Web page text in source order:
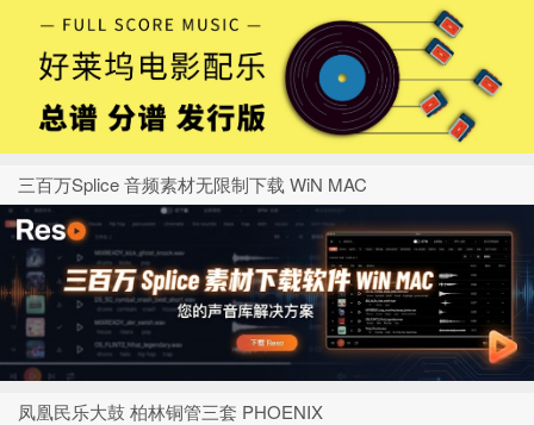
三百万Splice 音频素材无限制下载 WiN MAC
凤凰民乐大鼓 柏林铜管三套 PHOENIX